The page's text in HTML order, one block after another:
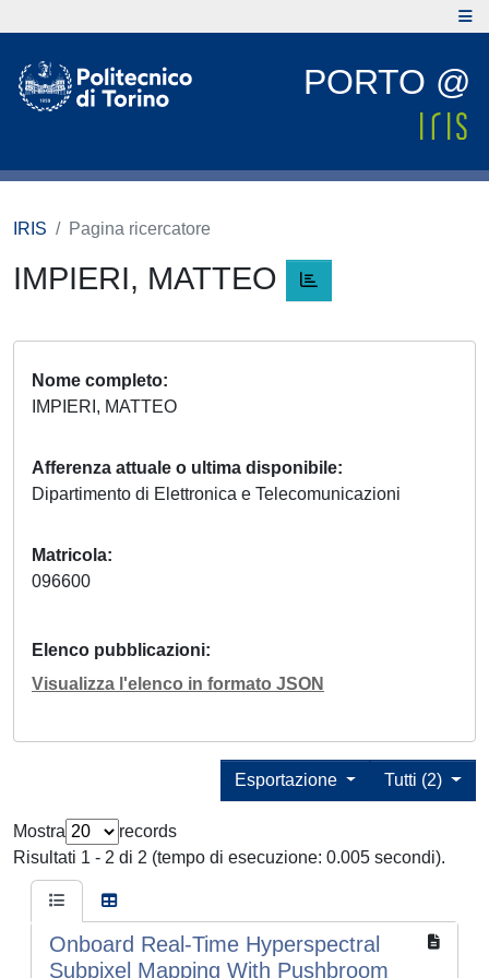
PORTO @
IRIS Pagina ricercatore
IMPIERI, MATTEO
Nome completo
IMPIERI, MATTEO
Afferenza attuale o ultima disponibile
Dipartimento di Elettronica e Telecomunicazioni
Matricola
096600
Elenco pubblicazioni
Visualizza l'elenco in formato JSON
Tutti (2)
Esportazione
Mostra
records
Risultati 1 - 2 di 2 (tempo di esecuzione: 0.005 secondi).
Onboard Real-Time Hyperspectral
Subpixel Mapping With Pushbroom